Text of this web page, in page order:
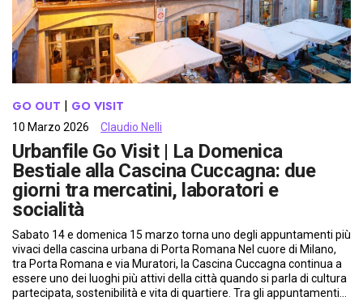
GO OUT GO VISIT
10 Marzo 2026 Claudio Nelli
Urbanfile Go Visit | La Domenica
Bestiale alla Cascina Cuccagna: due
giorni tra mercatini, laboratori e
socialità
Sabato 14 e domenica 15 marzo torna uno degli appuntamenti più
vivaci della cascina urbana di Porta Romana Nel cuore di Milano,
tra Porta Romana e via Muratori, la Cascina Cuccagna continua a
essere uno dei luoghi più attivi della città quando si parla di cultura
partecipata, sostenibilità e vita di quartiere. Tra gli appuntamenti…